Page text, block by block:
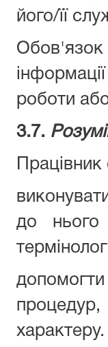
його/її
роботи
3.7.
до нього
характеру.